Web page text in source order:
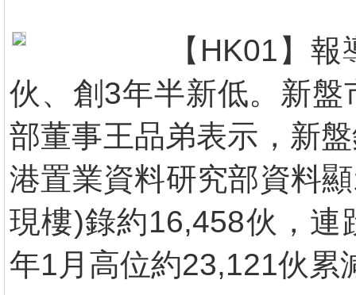
【HK01】
伙、創3年半新低。新
部董事王品弟表示，新
港置業資料研究部資料
現樓)錄約16,458伙，
年1月高位約23,121伙累